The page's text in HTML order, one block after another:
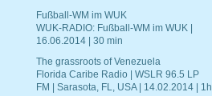
Fußball-WM im WUK
WUK-RADIO: Fußball-WM im WUK |
16.06.2014 | 30 min
The grassroots of Venezuela
Florida Caribe Radio | WSLR 96.5 LP
FM | Sarasota, FL, USA | 14.02.2014 | 1h